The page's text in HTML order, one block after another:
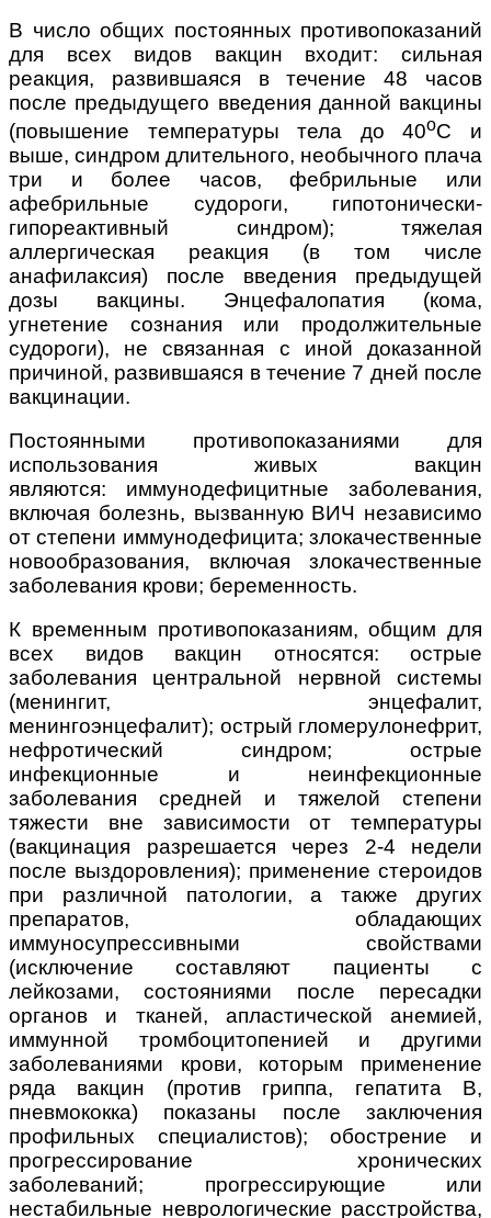
В число общих постоянных противопоказаний
для всех видов вакцин входит: сильная
реакция, развившаяся в течение 48 часов
после предыдущего введения данной вакцины
(повышение температуры тела до 40оС и
выше, синдром длительного, необычного плача
три и более часов, фебрильные или
афебрильные судороги, гипотонически-
гипореактивный синдром); тяжелая
аллергическая реакция (в том числе
анафилаксия) после введения предыдущей
дозы вакцины. Энцефалопатия (кома,
угнетение сознания или продолжительные
судороги), не связанная с иной доказанной
причиной, развившаяся в течение 7 дней после
вакцинации.
Постоянными противопоказаниями для
использования живых вакцин
являются: иммунодефицитные заболевания,
включая болезнь, вызванную ВИЧ независимо
от степени иммунодефицита; злокачественные
новообразования, включая злокачественные
заболевания крови; беременность.
К временным противопоказаниям, общим для
всех видов вакцин относятся: острые
заболевания центральной нервной системы
(менингит, энцефалит,
менингоэнцефалит); острый гломерулонефрит,
нефротический синдром; острые
инфекционные и неинфекционные
заболевания средней и тяжелой степени
тяжести вне зависимости от температуры
(вакцинация разрешается через 2-4 недели
после выздоровления); применение стероидов
при различной патологии, а также других
препаратов, обладающих
иммуносупрессивными свойствами
(исключение составляют пациенты с
лейкозами, состояниями после пересадки
органов и тканей, апластической анемией,
иммунной тромбоцитопенией и другими
заболеваниями крови, которым применение
ряда вакцин (против гриппа, гепатита В,
пневмококка) показаны после заключения
профильных специалистов); обострение и
прогрессирование хронических
заболеваний; прогрессирующие или
нестабильные неврологические расстройства,